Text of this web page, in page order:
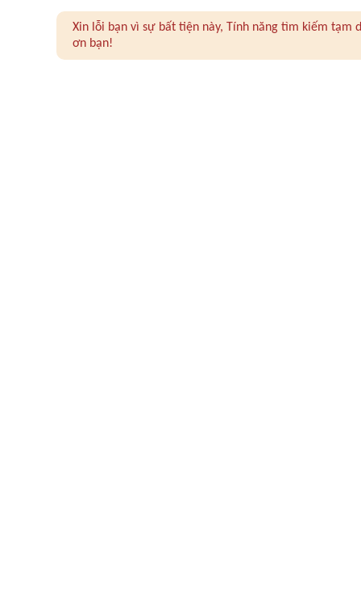
Xin lỗi bạn vì sự bất tiện này, Tính năng tìm kiếm
ơn bạn!